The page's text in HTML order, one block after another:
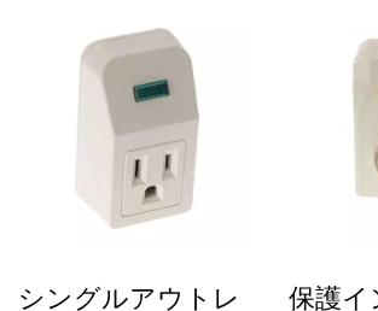
接するソケットに2つの大
きなアダプターを差し込む
ことができ、アダプター同
士が干渉することはありま
せん。 電源として使用さ
れるだけでなく、美しい室
に2つの
ダプター
とはあり
プロテク
ールおよ
シングルアウトレ
保護イ